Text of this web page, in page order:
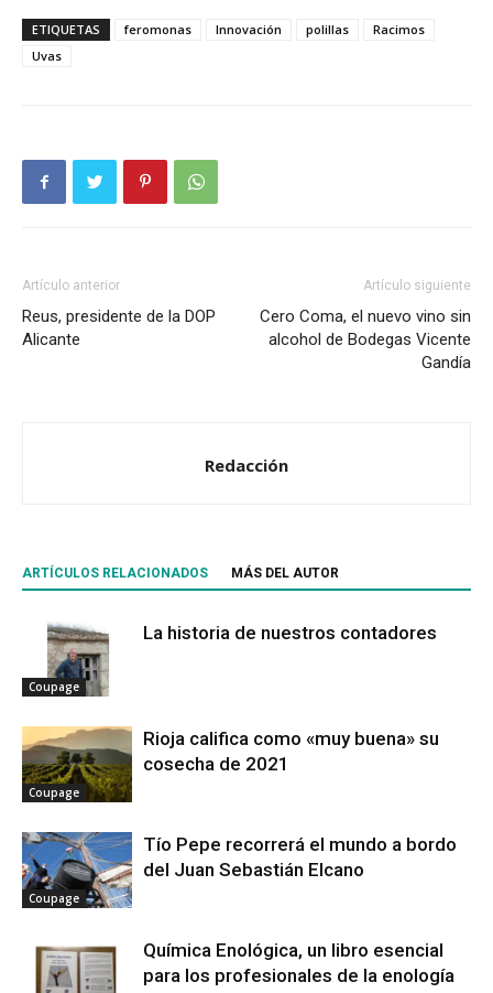
ETIQUETAS feromonas Innovación polillas
Racimos
Uvas
Artículo anterior
Reus, presidente de la DOP
Alicante
Artículo siguiente
Cero Coma, el nuevo vino sin
alcohol de Bodegas Vicente
Gandía
Redacción
ARTÍCULOS RELACIONADOS MÁS DEL AUTOR
Coupage
La historia de nuestros contadores
Coupage
Rioja califica como «muy buena» su
cosecha de 2021
Coupage
Tío Pepe recorrerá el mundo a bordo
del Juan Sebastián Elcano
Química Enológica, un libro esencial
para los profesionales de la enología